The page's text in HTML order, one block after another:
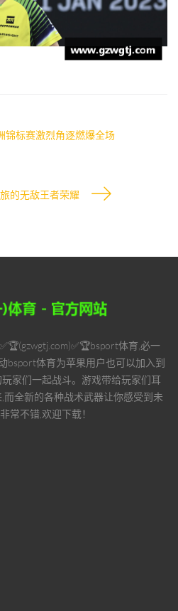
锦标赛激烈角逐燃爆全场
的无敌王者荣耀
体育,必一
bsport体育为苹果用户也可以加入到
家们一起战斗。游戏带给玩家们耳
而全新的各种战术武器让你感受到未
常不错,欢迎下载！